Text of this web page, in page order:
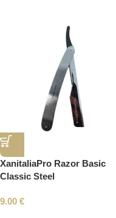
XanitaliaPro Razor Basic
Classic Steel
9.00 €